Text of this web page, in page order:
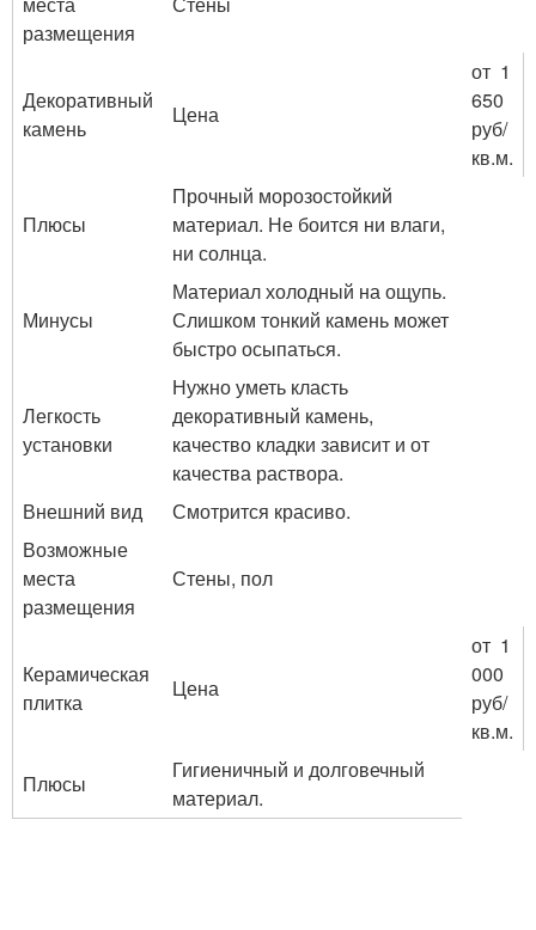
размещения
Декоративный
камень
Цена
от 1
650
руб/
кв.м.
Плюсы
Прочный морозостойкий
материал. Не боится ни влаги,
ни солнца.
Минусы
Материал холодный на ощупь.
Слишком тонкий камень может
быстро осыпаться.
Легкость
установки
Нужно уметь класть
декоративный камень,
качество кладки зависит и от
качества раствора.
Внешний вид
Смотрится красиво.
Возможные
места
размещения
Стены, пол
Керамическая
плитка
Цена
от 1
000
руб/
кв.м.
Плюсы
Гигиеничный и долговечный
материал.